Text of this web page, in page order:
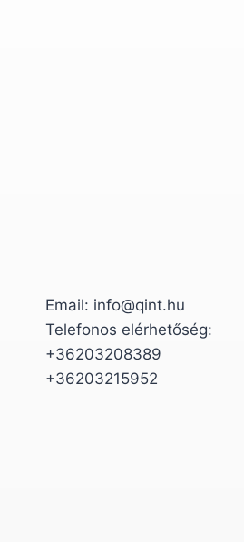
Email: info@qint.hu
Telefonos elérhetőség:
+36203208389
+36203215952